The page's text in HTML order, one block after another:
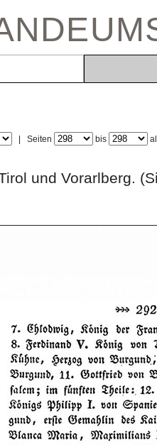
Seiten bis
Tirol und